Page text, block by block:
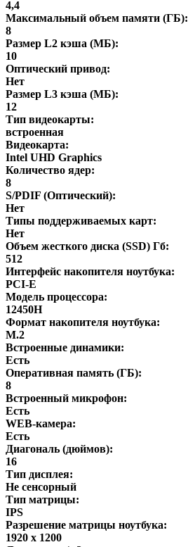
4,4
Максимальный объем памяти (ГБ):
8
Размер L2 кэша (МБ):
10
Оптический привод:
Нет
Размер L3 кэша (МБ):
12
Тип видеокарты:
встроенная
Видеокарта:
Intel UHD Graphics
Количество ядер:
8
S/PDIF (Оптический):
Нет
Типы поддерживаемых карт:
Нет
Объем жесткого диска (SSD) Гб:
512
Интерфейс накопителя ноутбука:
PCI-E
Модель процессора:
12450H
Формат накопителя ноутбука:
M.2
Встроенные динамики:
Есть
Оперативная память (ГБ):
8
Встроенный микрофон:
Есть
WEB-камера:
Есть
Диагональ (дюймов):
16
Тип дисплея:
Не сенсорный
Тип матрицы:
IPS
Разрешение матрицы ноутбука:
1920 x 1200